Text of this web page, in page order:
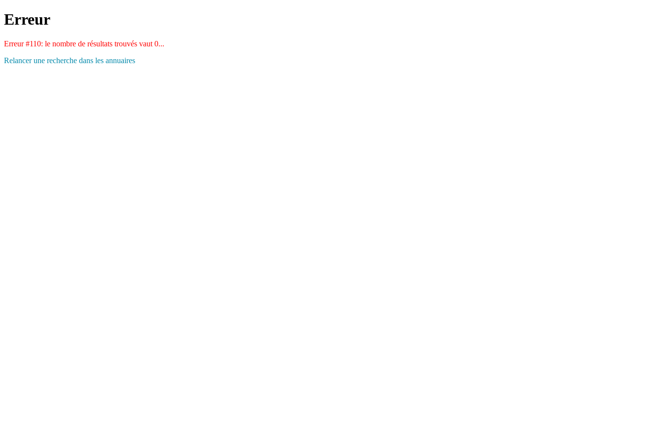
Erreur
Erreur #110: le nombre de résultats trouvés vaut 0...
Relancer une recherche dans les annuaires